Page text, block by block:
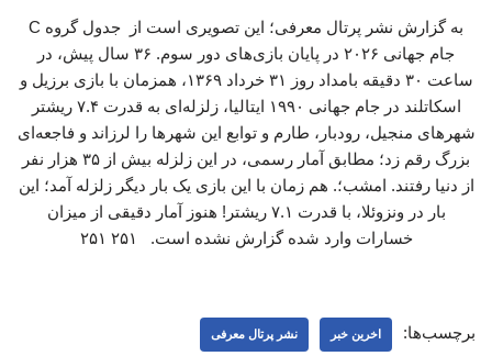
به گزارش نشر پرتال معرفی؛ این تصویری است از جدول گروه C
جام جهانی ٢٠٢۶ در پایان بازی‌های دور سوم. ۳۶ سال پیش، در
ساعت ۳۰ دقیقه بامداد روز ۳۱ خرداد ۱۳۶۹، همزمان با بازی برزیل و
اسکاتلند در جام جهانی ۱۹۹۰ ایتالیا، زلزله‌ای به قدرت ۷.۴ ریشتر
شهرهای منجیل، رودبار، طارم و توابع این شهرها را لرزاند و فاجعه‌ای
بزرگ رقم زد؛ مطابق آمار رسمی، در این زلزله بیش از ۳۵ هزار نفر
از دنیا رفتند. امشب؛. هم زمان با این بازی یک بار دیگر زلزله آمد؛ این
بار در ونزوئلا، با قدرت ۷.۱ ریشتر! هنوز آمار دقیقی از میزان
خسارات وارد شده گزارش نشده است. ۲۵۱ ۲۵۱
برچسب‌ها: اخرین خبر نشر پرتال معرفی